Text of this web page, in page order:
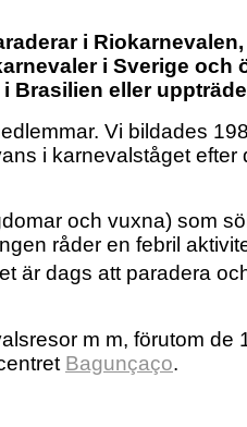
i
i Sverige
Brasilien eller
Vi bildades
i karnevalståget
och vuxna) som
råder en febril
är dags att paradera
m m, förutom
Bagunçaço.